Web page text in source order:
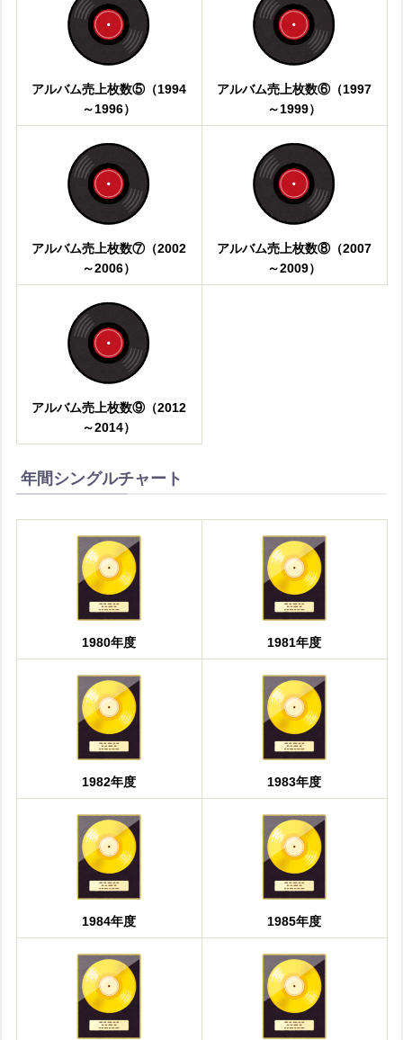
アルバム売上枚数⑤（1994
～1996）
アルバム売上枚数⑥（1997
～1999）
アルバム売上枚数⑦（2002
～2006）
アルバム売上枚数⑧（2007
～2009）
アルバム売上枚数⑨（2012
～2014）
年間シングルチャート
1980年度 1981年度
1982年度 1983年度
1984年度 1985年度